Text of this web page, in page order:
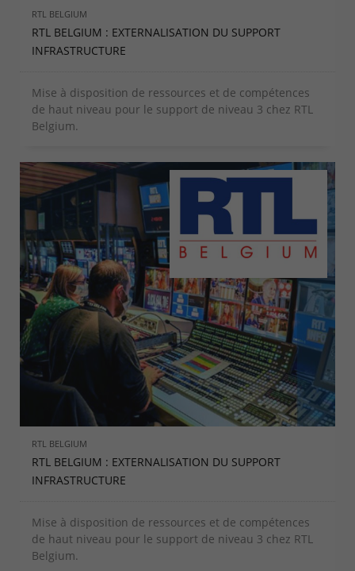
RTL BELGIUM
RTL BELGIUM : EXTERNALISATION DU SUPPORT
INFRASTRUCTURE
Mise à disposition de ressources et de compétences
de haut niveau pour le support de niveau 3 chez RTL
Belgium.
RTL BELGIUM
RTL BELGIUM : EXTERNALISATION DU SUPPORT
INFRASTRUCTURE
Mise à disposition de ressources et de compétences
de haut niveau pour le support de niveau 3 chez RTL
Belgium.